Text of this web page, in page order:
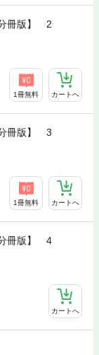
冊版】 2
1冊無料 カートへ
冊版】 3
1冊無料 カートへ
冊版】 4
カートへ